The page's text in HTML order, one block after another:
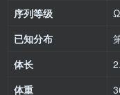
序列等级
已知分布
体长
体重